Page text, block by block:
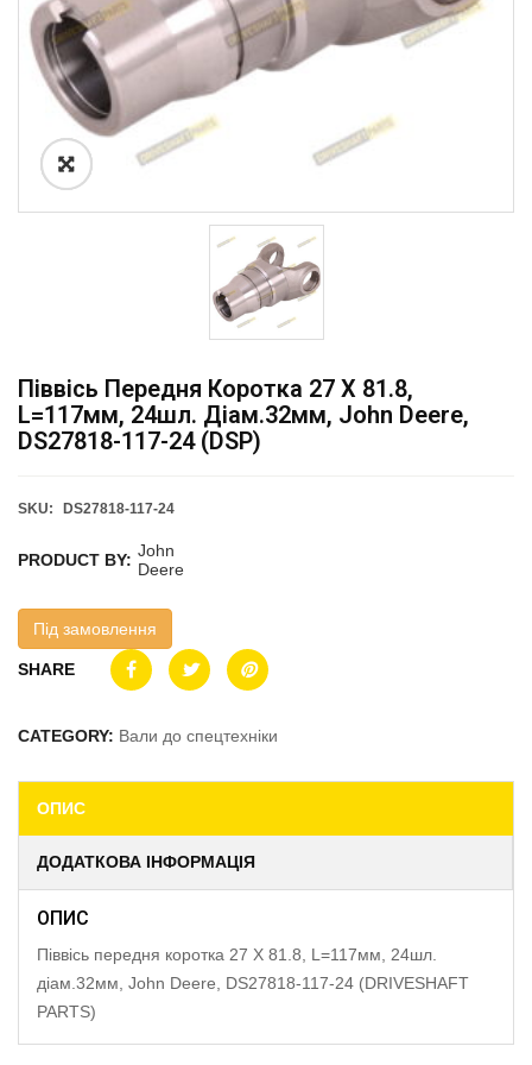
Піввісь Передня Коротка 27 X 81.8,
L=117мм, 24шл. Діам.32мм, John Deere,
DS27818-117-24 (DSP)
SKU: DS27818-117-24
PRODUCT BY: John
Deere
Під замовлення
SHARE
CATEGORY: Вали до спецтехніки
ОПИС
ДОДАТКОВА ІНФОРМАЦІЯ
ОПИС
Піввісь передня коротка 27 X 81.8, L=117мм, 24шл.
діам.32мм, John Deere, DS27818-117-24 (DRIVESHAFT
PARTS)